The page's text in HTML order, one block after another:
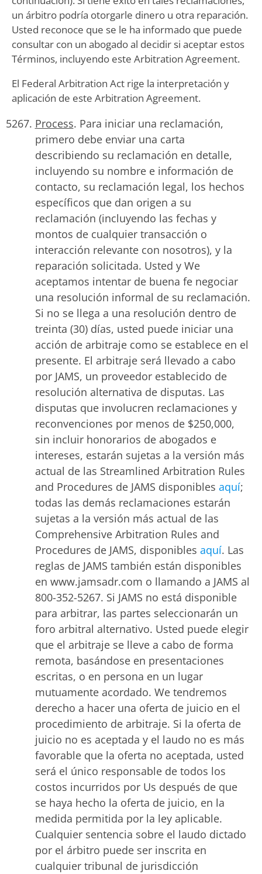
un árbitro podría otorgarle dinero u otra reparación.
Usted reconoce que se le ha informado que puede
consultar con un abogado al decidir si aceptar estos
Términos, incluyendo este Arbitration Agreement.
El Federal Arbitration Act rige la interpretación y
aplicación de este Arbitration Agreement.
Process. Para iniciar una reclamación,
primero debe enviar una carta
describiendo su reclamación en detalle,
incluyendo su nombre e información de
contacto, su reclamación legal, los hechos
específicos que dan origen a su
reclamación (incluyendo las fechas y
montos de cualquier transacción o
interacción relevante con nosotros), y la
reparación solicitada. Usted y We
aceptamos intentar de buena fe negociar
una resolución informal de su reclamación.
Si no se llega a una resolución dentro de
treinta (30) días, usted puede iniciar una
acción de arbitraje como se establece en el
presente. El arbitraje será llevado a cabo
por JAMS, un proveedor establecido de
resolución alternativa de disputas. Las
disputas que involucren reclamaciones y
reconvenciones por menos de $250,000,
sin incluir honorarios de abogados e
intereses, estarán sujetas a la versión más
actual de las Streamlined Arbitration Rules
and Procedures de JAMS disponibles aquí;
todas las demás reclamaciones estarán
sujetas a la versión más actual de las
Comprehensive Arbitration Rules and
Procedures de JAMS, disponibles aquí. Las
reglas de JAMS también están disponibles
en www.jamsadr.com o llamando a JAMS al
800-352-5267. Si JAMS no está disponible
para arbitrar, las partes seleccionarán un
foro arbitral alternativo. Usted puede elegir
que el arbitraje se lleve a cabo de forma
remota, basándose en presentaciones
escritas, o en persona en un lugar
mutuamente acordado. We tendremos
derecho a hacer una oferta de juicio en el
procedimiento de arbitraje. Si la oferta de
juicio no es aceptada y el laudo no es más
favorable que la oferta no aceptada, usted
será el único responsable de todos los
costos incurridos por Us después de que
se haya hecho la oferta de juicio, en la
medida permitida por la ley aplicable.
Cualquier sentencia sobre el laudo dictado
por el árbitro puede ser inscrita en
cualquier tribunal de jurisdicción